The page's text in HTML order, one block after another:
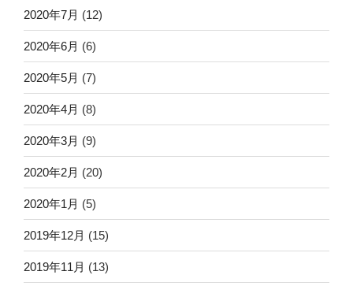
2020年7月 (12)
2020年6月 (6)
2020年5月 (7)
2020年4月 (8)
2020年3月 (9)
2020年2月 (20)
2020年1月 (5)
2019年12月 (15)
2019年11月 (13)